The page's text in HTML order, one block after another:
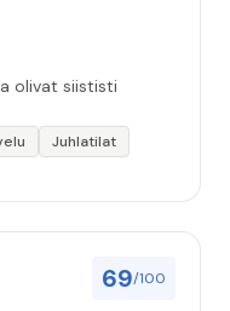
olivat siististi
Juhlatilat
69/100